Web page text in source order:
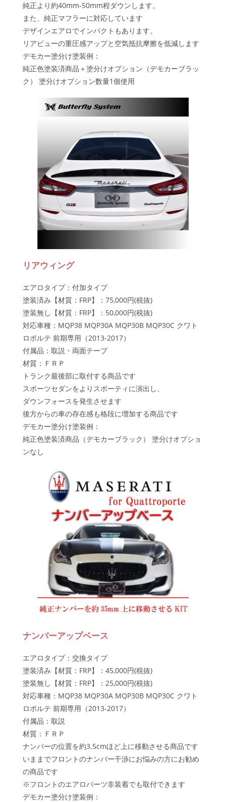
純正より約40mm-50mm程ダウンします。
また、純正マフラーに対応しています
デザインエアロでインパクトもあります。
リアビューの重圧感アップと空気抵抗摩擦を低減します
デモカー塗分け塗装例：
純正色塗装済商品＋塗分けオプション（デモカーブラッ
ク） 塗分けオプション数量1個使用
リアウィング
エアロタイプ：付加タイプ
塗装済み【材質：FRP】：75,000円(税抜)
塗装無し【材質：FRP】：50,000円(税抜)
対応車種：MQP38 MQP30A MQP30B MQP30C クワト
ロポルテ 前期専用（2013-2017）
付属品：取説・両面テープ
材質：ＦＲＰ
トランク最後部に取付する商品です
スポーツセダンをよりスポーティに演出し、
ダウンフォースを発生させます
後方からの車の存在感も格段に増加する商品です
デモカー塗分け塗装例：
純正色塗装済商品（デモカーブラック） 塗分けオプショ
ンなし
ナンバーアップベース
エアロタイプ：交換タイプ
塗装済み【材質：FRP】：45,000円(税抜)
塗装無し【材質：FRP】：25,000円(税抜)
対応車種：MQP38 MQP30A MQP30B MQP30C クワト
ロポルテ 前期専用（2013-2017）
付属品：取説
材質：ＦＲＰ
ナンバーの位置を約3.5cmほど上に移動させる商品です
いままでフロントのナンバー干渉にお悩みの方にお勧め
の商品です
※フロントのエアロパーツ非装着でも取付できます
デモカー塗分け塗装例：